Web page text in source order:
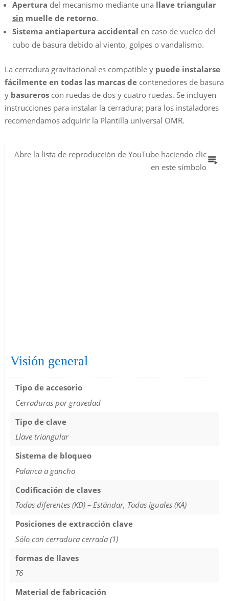
Apertura del mecanismo mediante una llave triangular
sin muelle de retorno.
Sistema antiapertura accidental en caso de vuelco del
cubo de basura debido al viento, golpes o vandalismo.
La cerradura gravitacional es compatible ypuede instalarse
fácilmente en todas las marcas decontenedores de basura
ybasureroscon ruedas de dos y cuatro ruedas. Se incluyen
instrucciones para instalar la cerradura; para los instaladores
recomendamos adquirir la Plantilla universal OMR.
Abre la lista de reproducción de YouTube haciendo clic
en este símbolo
Visión general
Tipo de accesorio
Cerraduras por gravedad
Tipo de clave
Llave triangular
Sistema de bloqueo
Palanca a gancho
Codificación de claves
Todas diferentes (KD) – Estándar, Todas iguales (KA)
Posiciones de extracción clave
Sólo con cerradura cerrada (1)
formas de llaves
T6
Material de fabricación